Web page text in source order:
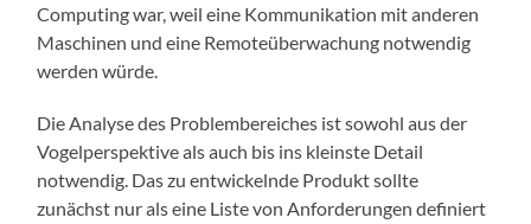
Computing war, weil eine Kommunikation mit anderen
Maschinen und eine Remoteüberwachung notwendig
werden würde.
Die Analyse des Problembereiches ist sowohl aus der
Vogelperspektive als auch bis ins kleinste Detail
notwendig. Das zu entwickelnde Produkt sollte
zunächst nur als eine Liste von Anforderungen definiert